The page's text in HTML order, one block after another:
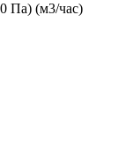
Па) (м3/час)